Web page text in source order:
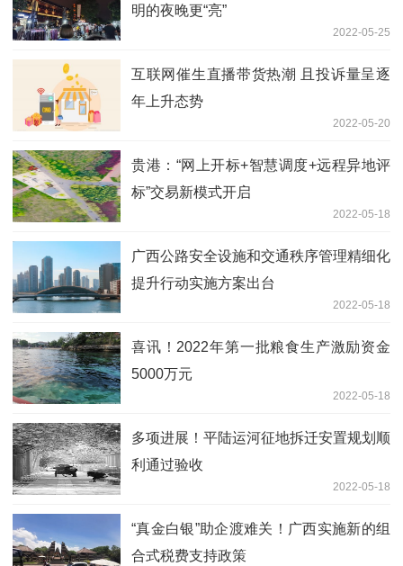
明的夜晚更“亮”
2022-05-25
互联网催生直播带货热潮 且投诉量呈逐
年上升态势
2022-05-20
贵港：“网上开标+智慧调度+远程异地评
标”交易新模式开启
2022-05-18
广西公路安全设施和交通秩序管理精细化
提升行动实施方案出台
2022-05-18
喜讯！2022年第一批粮食生产激励资金
5000万元
2022-05-18
多项进展！平陆运河征地拆迁安置规划顺
利通过验收
2022-05-18
“真金白银”助企渡难关！广西实施新的组
合式税费支持政策